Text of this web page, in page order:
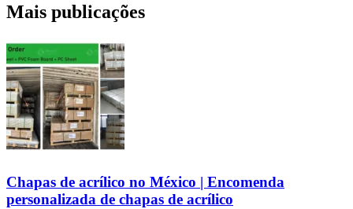
Mais publicações
Chapas de acrílico no México | Encomenda
personalizada de chapas de acrílico